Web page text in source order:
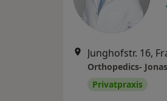
Junghofstr. 16,
Privatpraxis